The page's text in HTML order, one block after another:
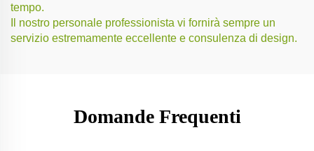
tempo.
Il nostro personale professionista vi fornirà sempre un
servizio estremamente eccellente e consulenza di design.
Domande Frequenti